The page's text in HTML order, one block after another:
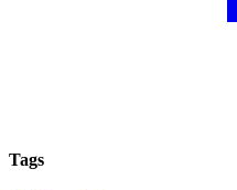
Tags